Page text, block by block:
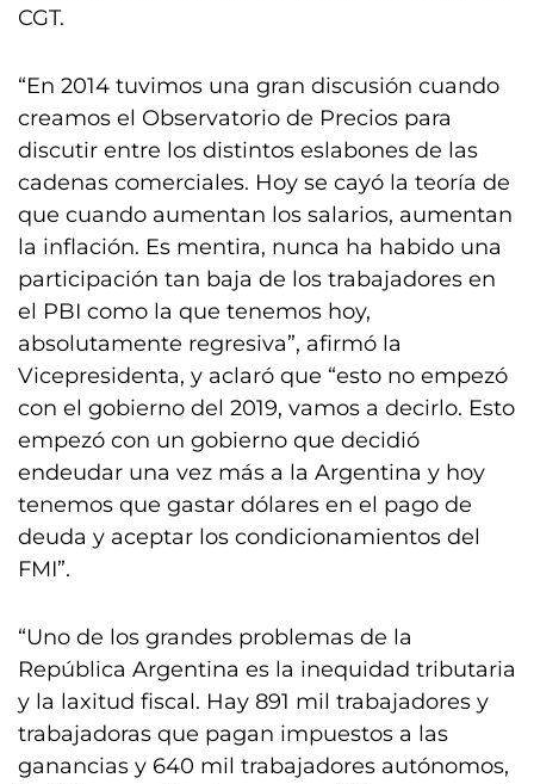
CGT.
“En 2014 tuvimos una gran discusión cuando
creamos el Observatorio de Precios para
discutir entre los distintos eslabones de las
cadenas comerciales. Hoy se cayó la teoría de
que cuando aumentan los salarios, aumentan
la inflación. Es mentira, nunca ha habido una
participación tan baja de los trabajadores en
el PBI como la que tenemos hoy,
absolutamente regresiva”, afirmó la
Vicepresidenta, y aclaró que “esto no empezó
con el gobierno del 2019, vamos a decirlo. Esto
empezó con un gobierno que decidió
endeudar una vez más a la Argentina y hoy
tenemos que gastar dólares en el pago de
deuda y aceptar los condicionamientos del
FMI”.
“Uno de los grandes problemas de la
República Argentina es la inequidad tributaria
y la laxitud fiscal. Hay 891 mil trabajadores y
trabajadoras que pagan impuestos a las
ganancias y 640 mil trabajadores autónomos,